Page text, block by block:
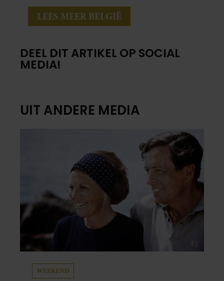
LEES MEER BELGIË
DEEL DIT ARTIKEL OP SOCIAL
MEDIA!
UIT ANDERE MEDIA
WEEKEND